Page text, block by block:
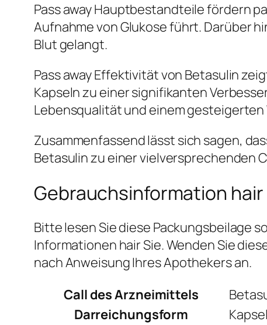
Pass away Hauptbestandteile fördern
Aufnahme von Glukose führt. Darüber
Blut gelangt.
Pass away Effektivität von Betasulin
Kapseln zu einer signifikanten
Lebensqualität und einem
Zusammenfassend lässt sich sagen,
Betasulin zu einer vielversprechenden
Gebrauchsinformation
Bitte lesen Sie diese Packungsbeilage
Informationen hair Sie. Wenden Sie
nach Anweisung Ihres Apothekers an.
Call des Arzneimittels
Darreichungsform